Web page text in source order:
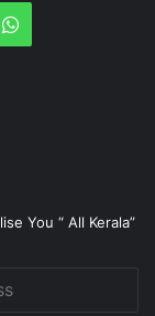
WhatsApp
You “ All Kerala”